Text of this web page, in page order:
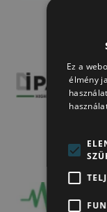
Ez a
élmény